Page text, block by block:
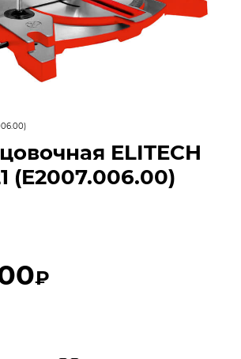
ELITECH
(E2007.006.00)
₽